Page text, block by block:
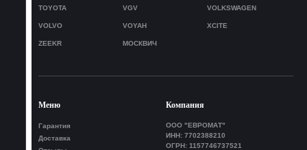
TOYOTA VGV VOLKSWAGEN
VOLVO VOYAH XCITE
ZEEKR МОСКВИЧ
Меню
Гарантия
Доставка
Компания
ООО "ЕВРОМАТ"
ИНН: 7702388210
ОГРН: 1157746737521